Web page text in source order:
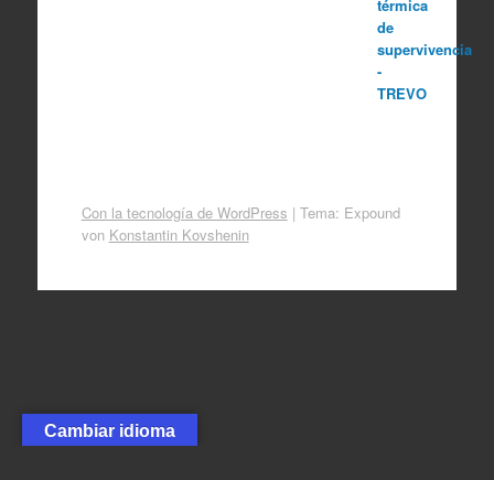
Con la tecnología de WordPress | Tema: Expound
von Konstantin Kovshenin
Cambiar idioma